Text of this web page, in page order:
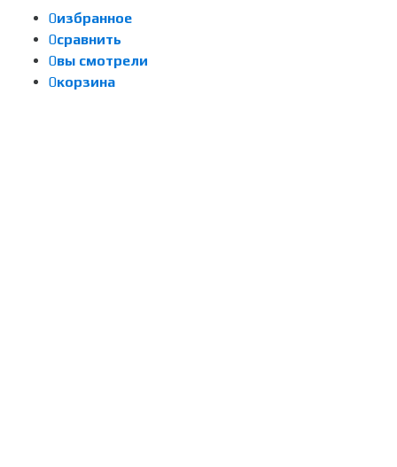
0избранное
0сравнить
0вы смотрели
0корзина